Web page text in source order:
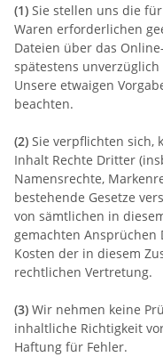
(1) Sie stellen uns die
Waren erforderlichen
Dateien über das
spätestens
Unsere etwaigen
beachten.
(2) Sie verpflichten sich,
Inhalt Rechte Dritter
Namensrechte,
bestehende Gesetze
von sämtlichen in
gemachten
Kosten der in diesem
rechtlichen Vertretung.
(3) Wir nehmen keine
inhaltliche Richtigkeit
Haftung für Fehler.